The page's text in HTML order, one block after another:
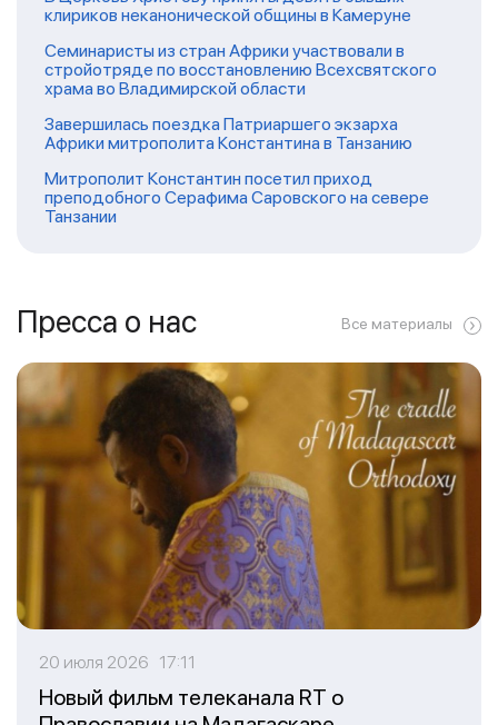
клириков неканонической общины в Камеруне
Семинаристы из стран Африки участвовали в
стройотряде по восстановлению Всехсвятского
храма во Владимирской области
Завершилась поездка Патриаршего экзарха
Африки митрополита Константина в Танзанию
Митрополит Константин посетил приход
преподобного Серафима Саровского на севере
Танзании
Пресса о нас Все материалы
20 июля 2026 17:11
Новый фильм телеканала RT о